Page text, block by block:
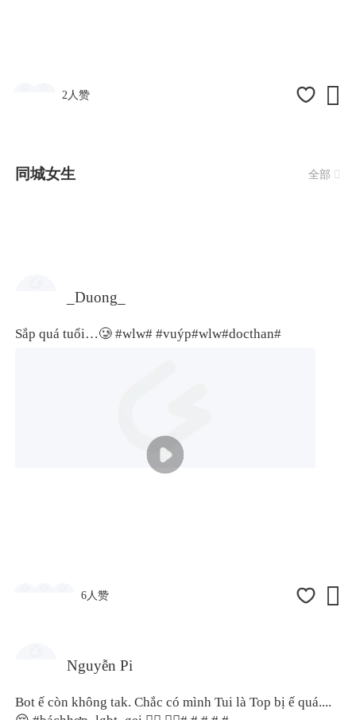
2人赞 
同城女生 全部 
_Duong_
Sắp quá tuổi…🥲#wlw# #vuýp#wlw#docthan#
6人赞 
Nguyễn Pi
Bot ế còn không tak. Chắc có mình Tui là Top bị ế quá....